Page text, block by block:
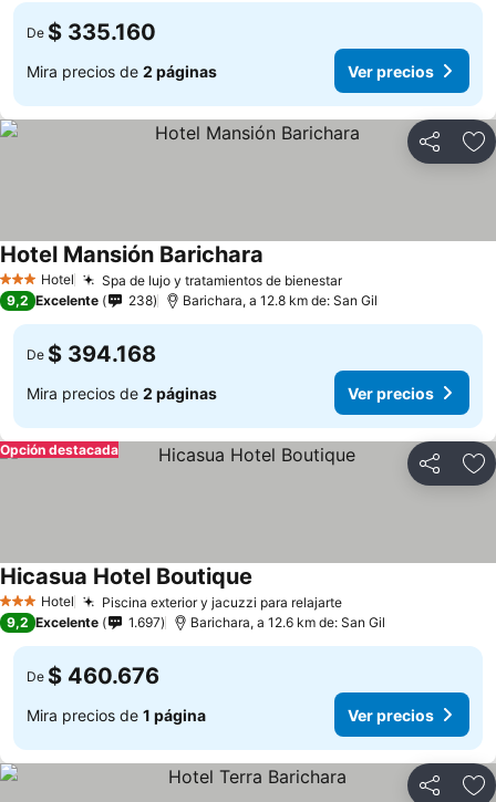
De $ 335.160
Mira precios de 2 páginas Ver precios
Compartir
3 Estrellas
Hotel Spa de lujo y tratamientos de bienestar
Hotel Mansión Barichara
9,2 Excelente 238 Barichara, a 12.8 km de: San Gil
De $ 394.168
Mira precios de 2 páginas Ver precios
Compartir
Opción destacada
3 Estrellas
Hotel Piscina exterior y jacuzzi para relajarte
Hicasua Hotel Boutique
9,2 Excelente 1.697 Barichara, a 12.6 km de: San Gil
De $ 460.676
Mira precios de 1 página Ver precios
Compartir